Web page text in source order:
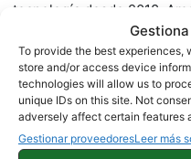
To provide the best
store and/or access device
technologies will allow us to
unique IDs on this site. Not
adversely affect certain features
Gestionar proveedoresLeer más
tecnología desde 2018.
tablets, smartwatches y
probado más de 100
capaz de encontrar los
enX.